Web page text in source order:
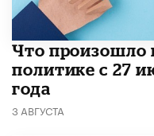
​Что произошло
политике с 27
года
3 АВГУСТА